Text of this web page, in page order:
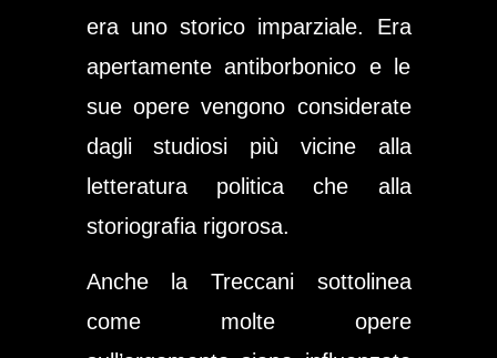
era uno storico imparziale. Era
apertamente antiborbonico e le
sue opere vengono considerate
dagli studiosi più vicine alla
letteratura politica che alla
storiografia rigorosa.
Anche la Treccani sottolinea
come molte opere